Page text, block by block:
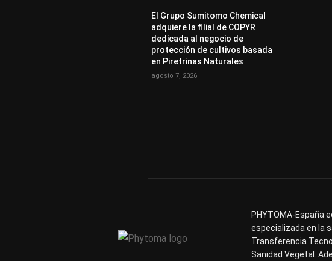
El Grupo Sumitomo Chemical
adquiere la filial de COPYR
dedicada al negocio de
protección de cultivos basada
en Piretrinas Naturales
agosto 7, 2026
PHYTOMA-España
especializada en la
Transferencia
Sanidad Vegetal.